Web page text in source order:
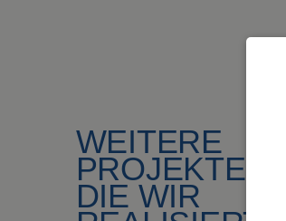
WEITERE
PROJEKTE,
DIE WIR